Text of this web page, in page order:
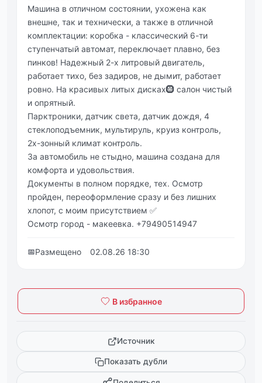
Машина в отличном состоянии, ухожена как
внешне, так и технически, а также в отличной
комплектации: коробка - классический 6-ти
ступенчатый автомат, переключает плавно, без
пинков! Надежный 2-х литровый двигатель,
работает тихо, без задиров, не дымит, работает
ровно. На красивых литых дисках🛞 салон чистый
и опрятный.
Парктроники, датчик света, датчик дождя, 4
стеклоподъемник, мультируль, круиз контроль,
2х-зонный климат контроль.
За автомобиль не стыдно, машина создана для
комфорта и удовольствия.
Документы в полном порядке, тех. Осмотр
пройден, переоформление сразу и без лишних
хлопот, с моим присутствием ✅
Осмотр город - макеевка. +79490514947
📅Размещено 02.08.26 18:30
В избранное
Источник
Показать дубли